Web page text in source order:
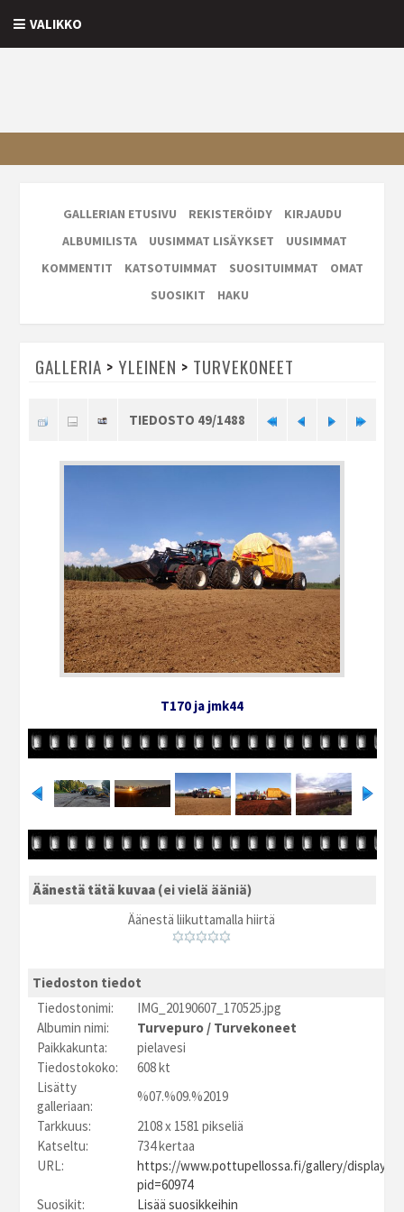
VALIKKO
GALLERIAN ETUSIVU REKISTERÖIDY
KIRJAUDU
ALBUMILISTA
UUSIMMAT LISÄYKSET
UUSIMMAT
KOMMENTIT
KATSOTUIMMAT SUOSITUIMMAT
OMAT
SUOSIKIT
HAKU
GALLERIA > YLEINEN > TURVEKONEET
TIEDOSTO 49/1488
T170 ja jmk44
Äänestä tätä kuvaa (ei vielä ääniä)
Äänestä liikuttamalla hiirtä
Tiedoston tiedot
Tiedostonimi:
IMG_20190607_170525.jpg
Albumin nimi:
Turvepuro / Turvekoneet
Paikkakunta:
pielavesi
Tiedostokoko:
608 kt
Lisätty
galleriaan:
%07.%09.%2019
Tarkkuus:
2108 x 1581 pikseliä
Katseltu:
734 kertaa
URL:
https://www.pottupellossa.fi/gallery/
pid=60974
Suosikit:
Lisää suosikkeihin